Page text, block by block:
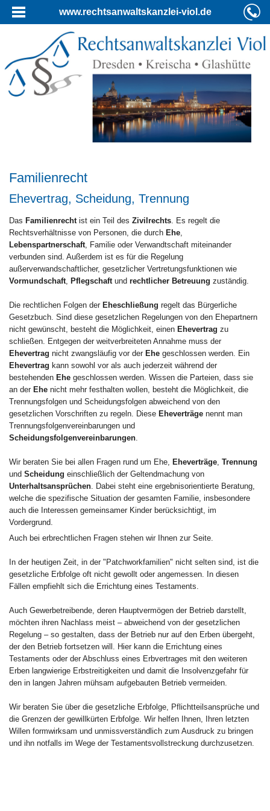
www.rechtsanwaltskanzlei-viol.de
Familienrecht
Ehevertrag, Scheidung, Trennung
Das Familienrecht ist ein Teil des Zivilrechts . Es regelt die
Rechtsverhältnisse von Personen, die durch Ehe
Lebenspartnerschaft , Familie oder Verwandtschaft miteinander
verbunden sind. Außerdem ist es für die Regelung
außerverwandschaftlicher, gesetzlicher Vertretungsfunktionen wie
Vormundschaft Pflegschaft und rechtlicher Betreuung zuständig.
Die rechtlichen Folgen der Eheschließung regelt das Bürgerliche
Gesetzbuch. Sind diese gesetzlichen Regelungen von den Ehepartnern
nicht gewünscht, besteht die Möglichkeit, einen Ehevertrag zu
schließen. Entgegen der weitverbreiteten Annahme muss der
Ehevertrag nicht zwangsläufig vor der Ehe geschlossen werden. Ein
Ehevertrag kann sowohl vor als auch jederzeit während der
bestehenden Ehe geschlossen werden. Wissen die Parteien, dass sie
an der Ehe nicht mehr festhalten wollen, besteht die Möglichkeit, die
Trennungsfolgen und Scheidungsfolgen abweichend von den
gesetzlichen Vorschriften zu regeln. Diese Eheverträge nennt man
Trennungsfolgenvereinbarungen und
Scheidungsfolgenvereinbarungen
Wir beraten Sie bei allen Fragen rund um Ehe, Eheverträge Trennung
und Scheidung einschließlich der Geltendmachung von
Unterhaltsansprüchen . Dabei steht eine ergebnisorientierte Beratung,
welche die spezifische Situation der gesamten Familie, insbesondere
auch die Interessen gemeinsamer Kinder berücksichtigt, im
Vordergrund.
Auch bei erbrechtlichen Fragen stehen wir Ihnen zur Seite.
In der heutigen Zeit, in der "Patchworkfamilien" nicht selten sind, ist die
gesetzliche Erbfolge oft nicht gewollt oder angemessen. In diesen
Fällen empfiehlt sich die Errichtung eines Testaments.
Auch Gewerbetreibende, deren Hauptvermögen der Betrieb darstellt,
möchten ihren Nachlass meist – abweichend von der gesetzlichen
Regelung – so gestalten, dass der Betrieb nur auf den Erben übergeht,
der den Betrieb fortsetzen will. Hier kann die Errichtung eines
Testaments oder der Abschluss eines Erbvertrages mit den weiteren
Erben langwierige Erbstreitigkeiten und damit die Insolvenzgefahr für
den in langen Jahren mühsam aufgebauten Betrieb vermeiden.
Wir beraten Sie über die gesetzliche Erbfolge, Pflichtteilsansprüche und
die Grenzen der gewillkürten Erbfolge. Wir helfen Ihnen, Ihren letzten
Willen formwirksam und unmissverständlich zum Ausdruck zu bringen
und ihn notfalls im Wege der Testamentsvollstreckung durchzusetzen.